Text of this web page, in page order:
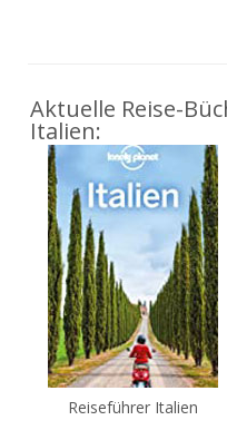
Aktuelle Reise-
Italien:
Reiseführer Italien